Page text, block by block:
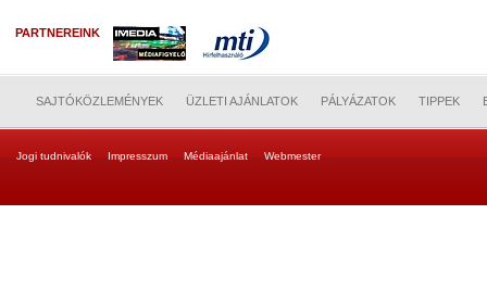
PARTNEREINK
SAJTÓKÖZLEMÉNYEK ÜZLETI AJÁNLATOK PÁLYÁZATOK TIPPEK
Jogi tudnivalók Impresszum Médiaajánlat Webmester